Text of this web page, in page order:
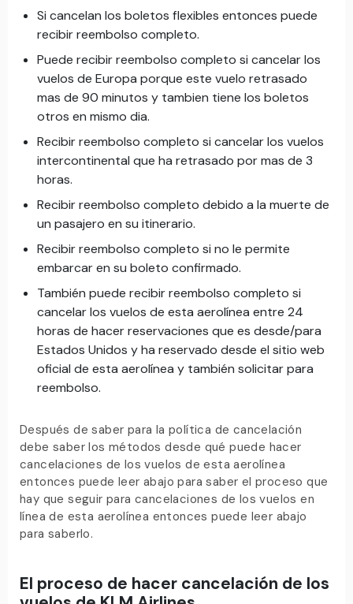
Si cancelan los boletos flexibles entonces puede
recibir reembolso completo.
Puede recibir reembolso completo si cancelar los
vuelos de Europa porque este vuelo retrasado
mas de 90 minutos y tambien tiene los boletos
otros en mismo dia.
Recibir reembolso completo si cancelar los vuelos
intercontinental que ha retrasado por mas de 3
horas.
Recibir reembolso completo debido a la muerte de
un pasajero en su itinerario.
Recibir reembolso completo si no le permite
embarcar en su boleto confirmado.
También puede recibir reembolso completo si
cancelar los vuelos de esta aerolínea entre 24
horas de hacer reservaciones que es desde/para
Estados Unidos y ha reservado desde el sitio web
oficial de esta aerolínea y también solicitar para
reembolso.
Después de saber para la política de cancelación
debe saber los métodos desde qué puede hacer
cancelaciones de los vuelos de esta aerolínea
entonces puede leer abajo para saber el proceso que
hay que seguir para cancelaciones de los vuelos en
línea de esta aerolínea entonces puede leer abajo
para saberlo.
El proceso de hacer cancelación de los